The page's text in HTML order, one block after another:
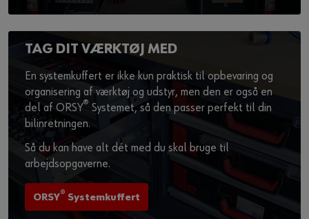
TAG DIT VÆRKTØJ MED
En systemkuffert er ikke kun praktisk til opbevaring og
organisering af værktøj og udstyr, men den er også en
del af ORSY® Systemet, så den passer perfekt til din
bilinretningen.
Så du kan have alt dét med du skal bruge til
arbejdsopgaverne.
ORSY® Systemkuffert